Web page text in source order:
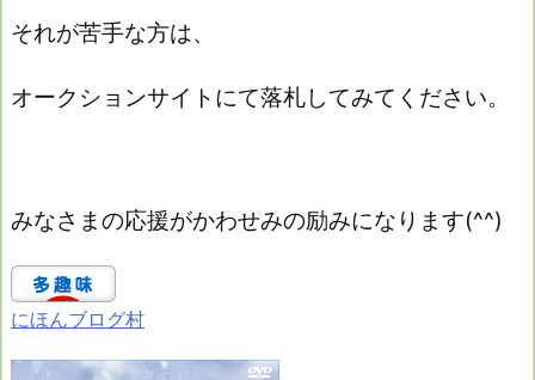
それが苦手な方は、
オークションサイトにて落札してみてください。
みなさまの応援がかわせみの励みになります(^^)
にほんブログ村